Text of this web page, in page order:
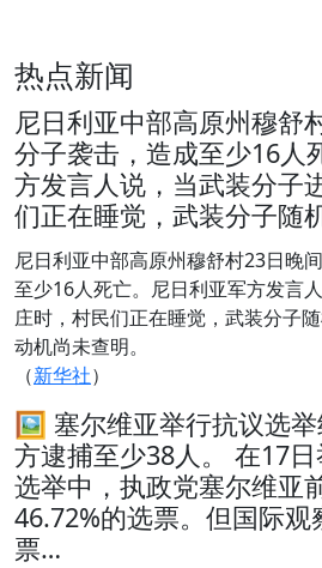
热点新闻
尼日利亚中部高原州穆舒
分子袭击，造成至少16人
方发言人说，当武装分子
们正在睡觉，武装分子随
尼日利亚中部高原州穆舒村23日晚
至少16人死亡。尼日利亚军方发言
庄时，村民们正在睡觉，武装分子
动机尚未查明。
（新华社）
🖼 塞尔维亚举行抗议选举
方逮捕至少38人。 在17
选举中，执政党塞尔维亚
46.72%的选票。但国际
票…